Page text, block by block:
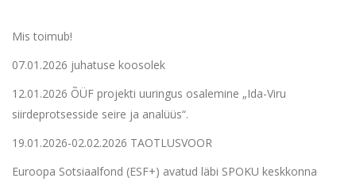
Mis toimub!
07.01.2026 juhatuse koosolek
12.01.2026 ÕÜF projekti uuringus osalemine „Ida-Viru
siirdeprotsesside seire ja analüüs“.
19.01.2026-02.02.2026 TAOTLUSVOOR
Euroopa Sotsiaalfond (ESF+) avatud läbi SPOKU keskkonna